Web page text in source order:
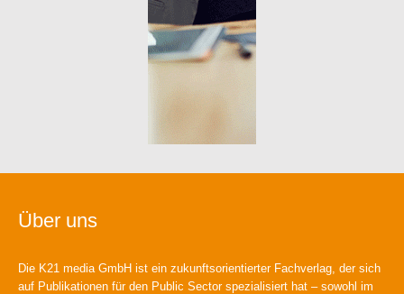
Über uns
Die K21 media GmbH ist ein zukunftsorientierter Fachverlag, der sich
auf Publikationen für den Public Sector spezialisiert hat – sowohl im